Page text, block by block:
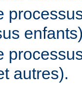
autres).